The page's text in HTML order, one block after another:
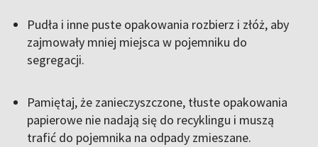
Pudła i inne puste opakowania rozbierz i złóż, aby
zajmowały mniej miejsca w pojemniku do
segregacji.
Pamiętaj, że zanieczyszczone, tłuste opakowania
papierowe nie nadają się do recyklingu i muszą
trafić do pojemnika na odpady zmieszane.